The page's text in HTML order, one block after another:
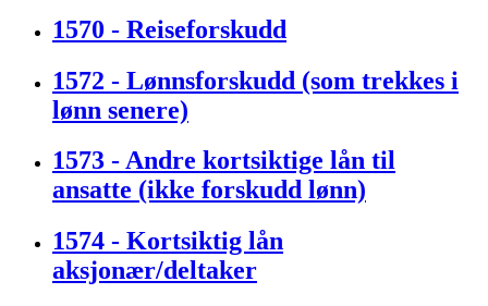
1570 - Reiseforskudd
1572 - Lønnsforskudd (som trekkes i
lønn senere)
1573 - Andre kortsiktige lån til
ansatte (ikke forskudd lønn)
1574 - Kortsiktig lån
aksjonær/deltaker